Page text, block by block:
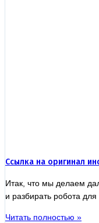
Ссылка на оригинал
Итак, что мы делаем
и разбирать робота
Читать полностью »